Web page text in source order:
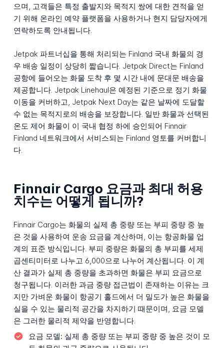
으며, 고객들은 특정 출발지와 목적지 쌍에 대한 견적을 얻
기 위해 온라인 예약 플랫폼을 사용하거나 현지 담당자에게
연락하도록 안내됩니다.
Jetpak 파트너십을 통해 처리되는 Finland 국내 화물의 경
우 배송 일정이 상당히 짧습니다. Jetpak Direct는 Finland
공항에 들어오는 화물 도착 후 몇 시간 내에 문대문 배송을
제공합니다. Jetpak Linehaul은 예정된 기준으로 정기 화물
이동을 커버하고, Jetpak Next Day는 같은 날짜에 도달할
수 없는 목적지로의 배송을 보장합니다. 일반 화물과 선택된
온도 제어 화물이 이 국내 협정 하에 승인되어 Finnair
Finland 네트워크에서 서비스되는 Finland 영토를 커버합니
다.
Finnair Cargo 요금과 최대 허용
치수는 어떻게 됩니까?
Finnair Cargo는 화물의 실제 총 중량 또는 부피 중량 중 높
은 것을 사용하여 운송 요금을 계산하며, 이는 항공화물 업
계의 표준 방식입니다. 부피 중량은 화물의 총 부피를 세제
곱센티미터로 나누고 6,000으로 나누어 계산됩니다. 이 계
산 결과가 실제 총 중량을 초과하면 화물은 부피 요금으로
청구됩니다. 이러한 과금 중량 접근법이 존재하는 이유는 크
지만 가벼운 화물이 항공기 홀드에서 더 밀도가 높은 화물을
실을 수 있는 물리적 공간을 차지하기 때문이며, 요금 모델
은 그러한 물리적 제약을 반영합니다.
요금 모델: 실제 총 중량 또는 부피 중량 중 높은 것이 모